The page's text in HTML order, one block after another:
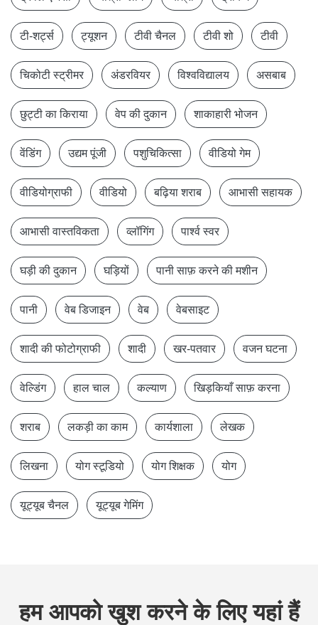
टी-शर्ट्स ट्यूशन टीवी चैनल टीवी शो टीवी
चिकोटी स्ट्रीमर अंडरवियर विश्वविद्यालय असबाब
छुट्टी का किराया वेप की दुकान शाकाहारी भोजन
वेंडिंग उद्यम पूंजी पशुचिकित्सा वीडियो गेम
वीडियोग्राफी वीडियो बढ़िया शराब आभासी सहायक
आभासी वास्तविकता व्लॉगिंग पार्श्व स्वर
घड़ी की दुकान घड़ियों पानी साफ़ करने की मशीन
पानी वेब डिजाइन वेब वेबसाइट
शादी की फोटोग्राफी शादी खर-पतवार वजन घटना
वेल्डिंग हाल चाल कल्याण खिड़कियाँ साफ़ करना
शराब लकड़ी का काम कार्यशाला लेखक
लिखना योग स्टूडियो योग शिक्षक योग
यूट्यूब चैनल यूट्यूब गेमिंग
हम आपको खुश करने के लिए यहां हैं